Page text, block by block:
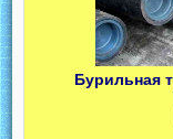
Бурильная